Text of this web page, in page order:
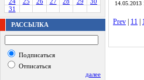
31
РАССЫЛКА
Подписаться
Отписаться
далее
14.05.2013
Prev 11